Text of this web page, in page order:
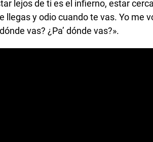
lejos de ti es el infierno, estar
llegas y odio cuando te vas. Yo me
vas? ¿Pa’ dónde vas?».